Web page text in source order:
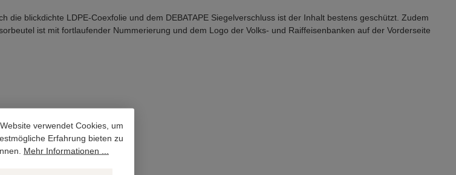
blickdichte LDPE-Coexfolie und dem DEBATAPE Siegelverschluss ist der Inhalt bestens geschützt. Zudem
ist mit fortlaufender Nummerierung und dem Logo der Volks- und Raiffeisenbanken auf der Vorderseite
verwendet Cookies, um
Erfahrung bieten zu
Mehr Informationen ...